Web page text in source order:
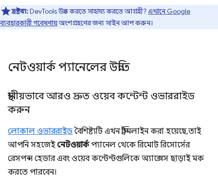
দ্রষ্টব্য:DevTools উন্নত করতে সাহায্য করতে আগ্রহী?এখানে Google
ব্যবহারকারী গবেষণায়অংশগ্রহণের জন্য সাইন আপ করুন।
নেটওয়ার্ক প্যানেলের উন্নতি
স্থানীয়ভাবে আরও দ্রুত ওয়েব কন্টেন্ট ওভাররাইড
করুন
লোকাল ওভাররাইডবৈশিষ্ট্যটি এখন স্ট্রিমলাইন করা হয়েছে, তাই
আপনি সহজেই নেটওয়ার্কপ্যানেল থেকে রিমোট রিসোর্সের
রেসপন্স হেডার এবং ওয়েব কন্টেন্টগুলিকে অ্যাক্সেস ছাড়াই মক
করতে পারবেন।